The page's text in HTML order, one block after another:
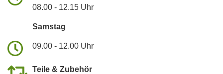
08.00 - 12.15 Uhr
Samstag
09.00 - 12.00 Uhr
Teile & Zubehör